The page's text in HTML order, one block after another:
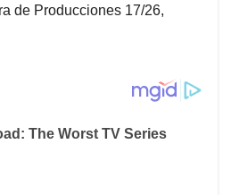
de Producciones 17/26,